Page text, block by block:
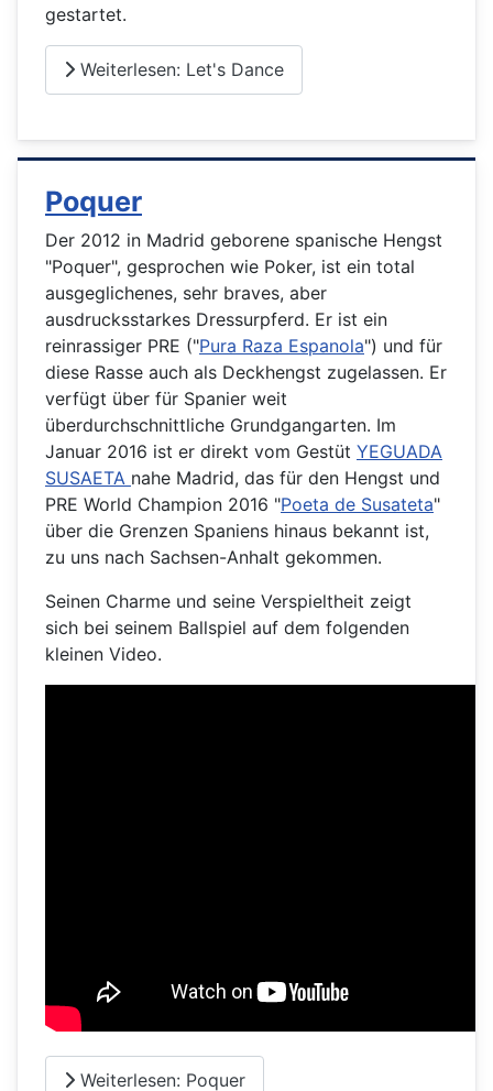
gestartet.
Weiterlesen: Let's Dance
Poquer
Der 2012 in Madrid geborene spanische Hengst
"Poquer", gesprochen wie Poker, ist ein total
ausgeglichenes, sehr braves, aber
ausdrucksstarkes Dressurpferd. Er ist ein
reinrassiger PRE ("Pura Raza Espanola") und für
diese Rasse auch als Deckhengst zugelassen. Er
verfügt über für Spanier weit
überdurchschnittliche Grundgangarten. Im
Januar 2016 ist er direkt vom Gestüt YEGUADA
SUSAETA nahe Madrid, das für den Hengst und
PRE World Champion 2016 "Poeta de Susateta"
über die Grenzen Spaniens hinaus bekannt ist,
zu uns nach Sachsen-Anhalt gekommen.
Seinen Charme und seine Verspieltheit zeigt
sich bei seinem Ballspiel auf dem folgenden
kleinen Video.
Weiterlesen: Poquer